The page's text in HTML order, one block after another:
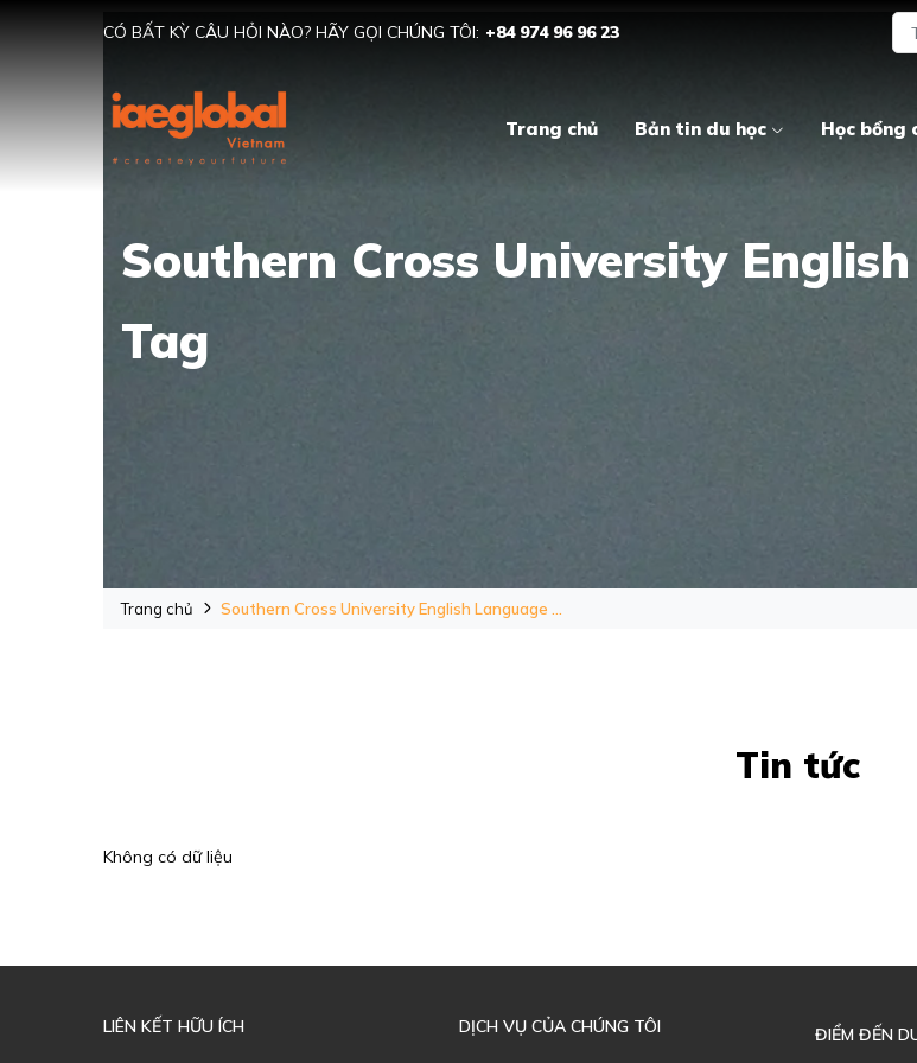
CÓ BẤT KỲ CÂU HỎI NÀO? HÃY GỌI CHÚNG TÔI: +84 974 96 96 23
Trang chủ Bản tin du học Học bổng
Southern Cross University
Tag
Trang chủ Southern Cross University English Language ...
Tin tức
Không có dữ liệu
LIÊN KẾT HỮU ÍCH DỊCH VỤ CỦA CHÚNG TÔI ĐIỂM ĐẾN